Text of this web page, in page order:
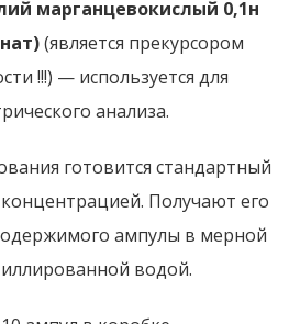
марганцевокислый 0,1н
(является прекурсором
!!!) — используется для
анализа.
готовится стандартный
Получают его
ампулы в мерной
водой.